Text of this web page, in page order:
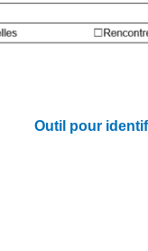
Outil pour